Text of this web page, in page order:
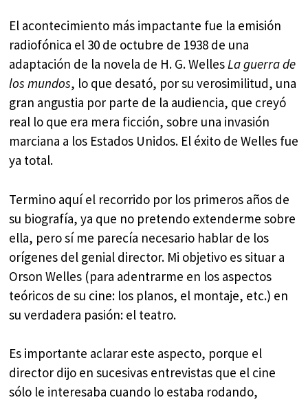
El acontecimiento más impactante fue la emisión
radiofónica el 30 de octubre de 1938 de una
adaptación de la novela de H. G. WellesLa guerra de
los mundos, lo que desató, por su verosimilitud, una
gran angustia por parte de la audiencia, que creyó
real lo que era mera ficción, sobre una invasión
marciana a los Estados Unidos. El éxito de Welles fue
ya total.
Termino aquí el recorrido por los primeros años de
su biografía, ya que no pretendo extenderme sobre
ella, pero sí me parecía necesario hablar de los
orígenes del genial director. Mi objetivo es situar a
Orson Welles (para adentrarme en los aspectos
teóricos de su cine: los planos, el montaje, etc.) en
su verdadera pasión: el teatro.
Es importante aclarar este aspecto, porque el
director dijo en sucesivas entrevistas que el cine
sólo le interesaba cuando lo estaba rodando,